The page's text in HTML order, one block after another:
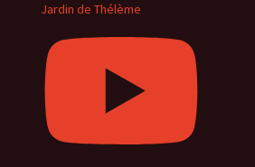
Jardin de Thélème